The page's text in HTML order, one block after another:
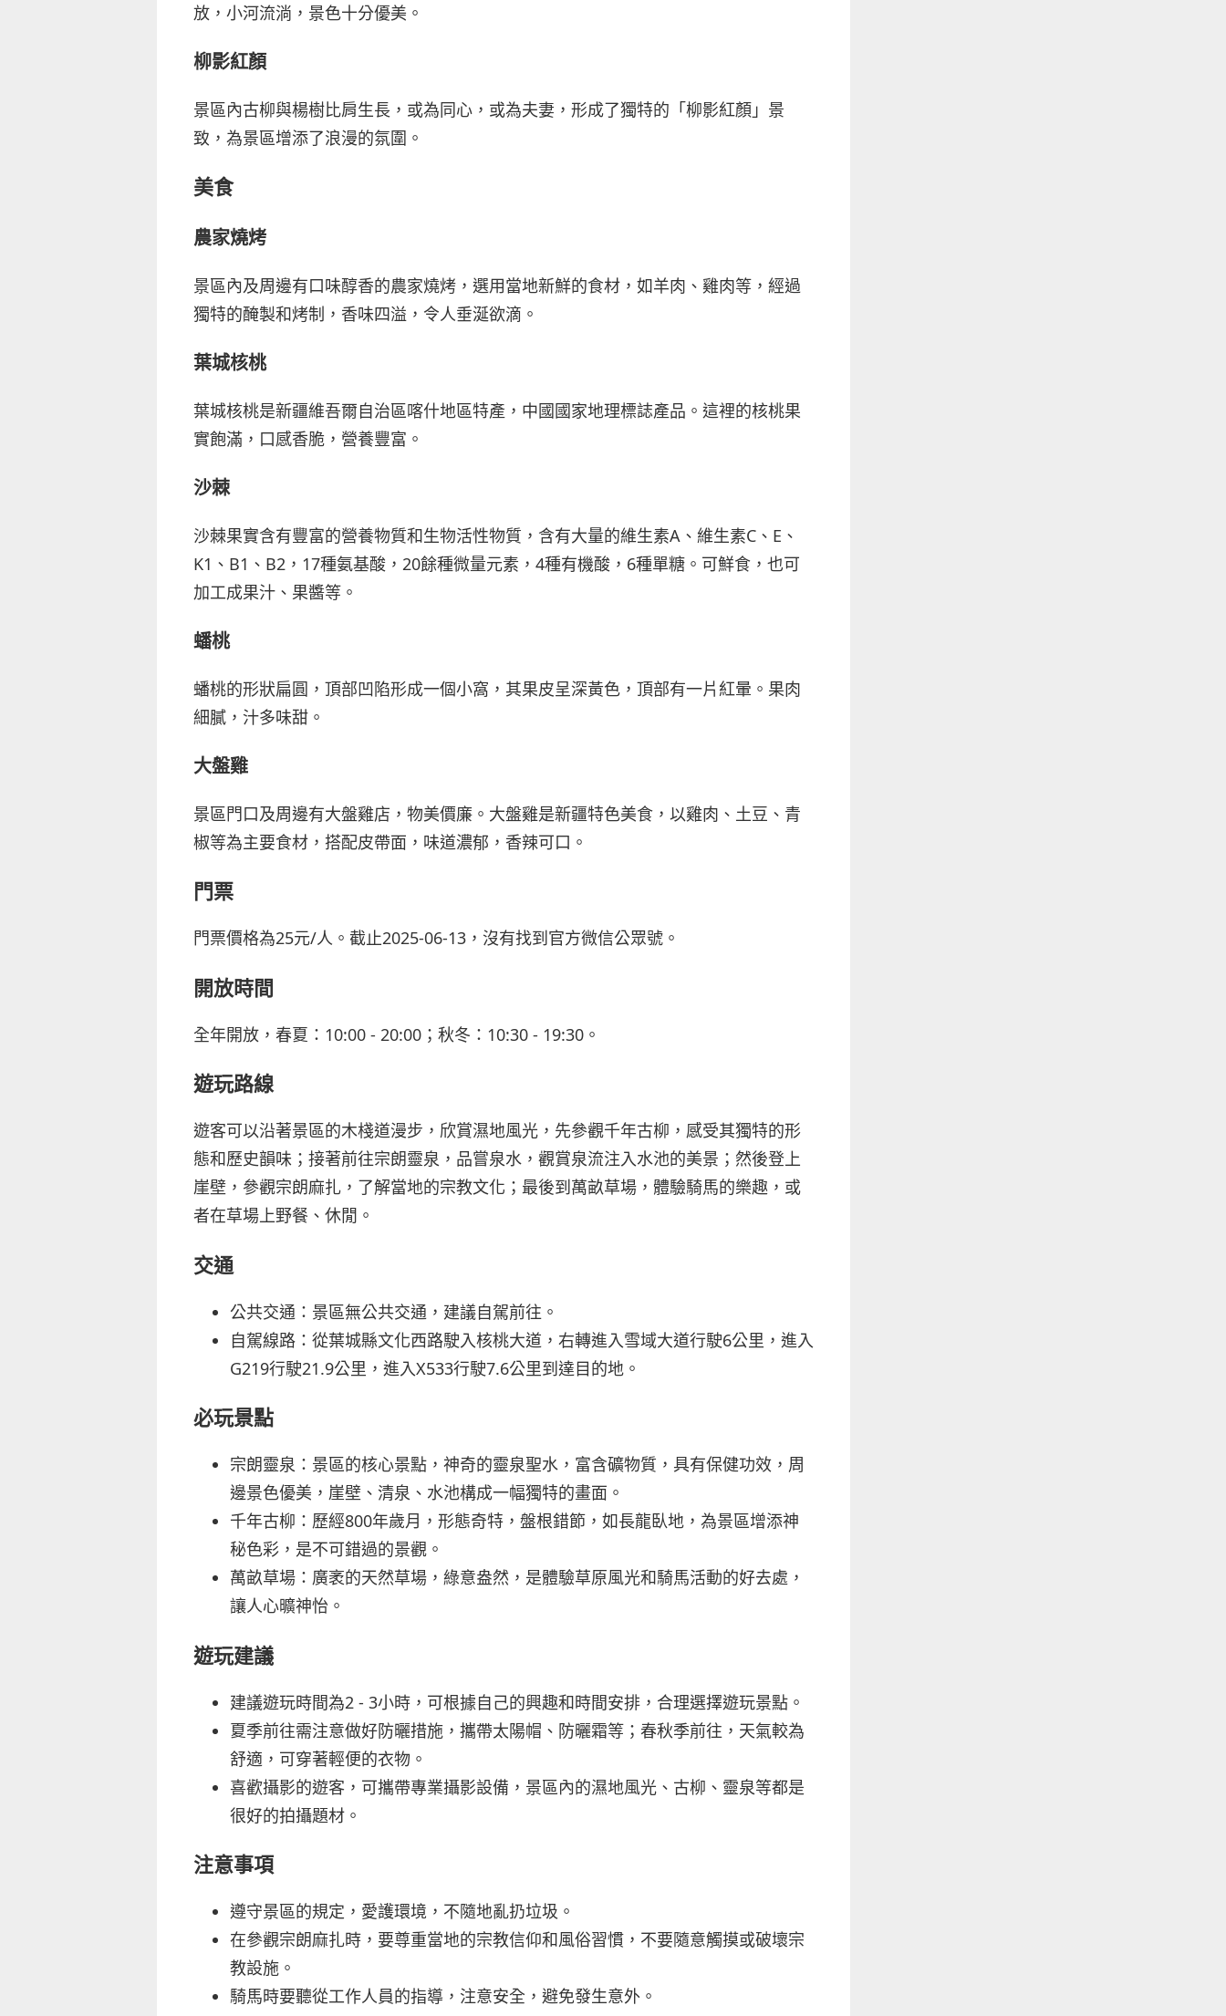
放，小河流淌，景色十分優美。
柳影紅顏
景區內古柳與楊樹比肩生長，或為同心，或為夫妻，形成了獨特的「柳影紅顏」景
致，為景區增添了浪漫的氛圍。
美食
農家燒烤
景區內及周邊有口味醇香的農家燒烤，選用當地新鮮的食材，如羊肉、雞肉等，經過
獨特的醃製和烤制，香味四溢，令人垂涎欲滴。
葉城核桃
葉城核桃是新疆維吾爾自治區喀什地區特產，中國國家地理標誌產品。這裡的核桃果
實飽滿，口感香脆，營養豐富。
沙棘
沙棘果實含有豐富的營養物質和生物活性物質，含有大量的維生素A、維生素C、E、
K1、B1、B2，17種氨基酸，20餘種微量元素，4種有機酸，6種單糖。可鮮食，也可
加工成果汁、果醬等。
蟠桃
蟠桃的形狀扁圓，頂部凹陷形成一個小窩，其果皮呈深黃色，頂部有一片紅暈。果肉
細膩，汁多味甜。
大盤雞
景區門口及周邊有大盤雞店，物美價廉。大盤雞是新疆特色美食，以雞肉、土豆、青
椒等為主要食材，搭配皮帶面，味道濃郁，香辣可口。
門票
門票價格為25元/人。截止2025-06-13，沒有找到官方微信公眾號。
開放時間
全年開放，春夏：10:00 - 20:00；秋冬：10:30 - 19:30。
遊玩路線
遊客可以沿著景區的木棧道漫步，欣賞濕地風光，先參觀千年古柳，感受其獨特的形
態和歷史韻味；接著前往宗朗靈泉，品嘗泉水，觀賞泉流注入水池的美景；然後登上
崖壁，參觀宗朗麻扎，了解當地的宗教文化；最後到萬畝草場，體驗騎馬的樂趣，或
者在草場上野餐、休閒。
交通
公共交通：景區無公共交通，建議自駕前往。
自駕線路：從葉城縣文化西路駛入核桃大道，右轉進入雪域大道行駛6公里，進入
G219行駛21.9公里，進入X533行駛7.6公里到達目的地。
必玩景點
宗朗靈泉：景區的核心景點，神奇的靈泉聖水，富含礦物質，具有保健功效，周
邊景色優美，崖壁、清泉、水池構成一幅獨特的畫面。
千年古柳：歷經800年歲月，形態奇特，盤根錯節，如長龍臥地，為景區增添神
秘色彩，是不可錯過的景觀。
萬畝草場：廣袤的天然草場，綠意盎然，是體驗草原風光和騎馬活動的好去處，
讓人心曠神怡。
遊玩建議
建議遊玩時間為2 - 3小時，可根據自己的興趣和時間安排，合理選擇遊玩景點。
夏季前往需注意做好防曬措施，攜帶太陽帽、防曬霜等；春秋季前往，天氣較為
舒適，可穿著輕便的衣物。
喜歡攝影的遊客，可攜帶專業攝影設備，景區內的濕地風光、古柳、靈泉等都是
很好的拍攝題材。
注意事項
遵守景區的規定，愛護環境，不隨地亂扔垃圾。
在參觀宗朗麻扎時，要尊重當地的宗教信仰和風俗習慣，不要隨意觸摸或破壞宗
教設施。
騎馬時要聽從工作人員的指導，注意安全，避免發生意外。